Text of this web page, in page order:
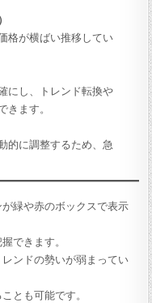
格が横ばい推移してい
にし、トレンド転換や
きます。
的に調整するため、急
緑や赤のボックスで表示
できます。
ンドの勢いが弱まってい
とも可能です。